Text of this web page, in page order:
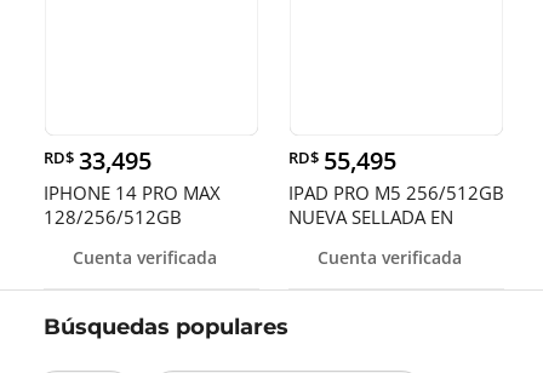
RD$ 33,495
IPHONE 14 PRO MAX
128/256/512GB
Cuenta verificada
RD$ 55,495
IPAD PRO M5 256/512GB
NUEVA SELLADA EN
Cuenta verificada
Búsquedas populares